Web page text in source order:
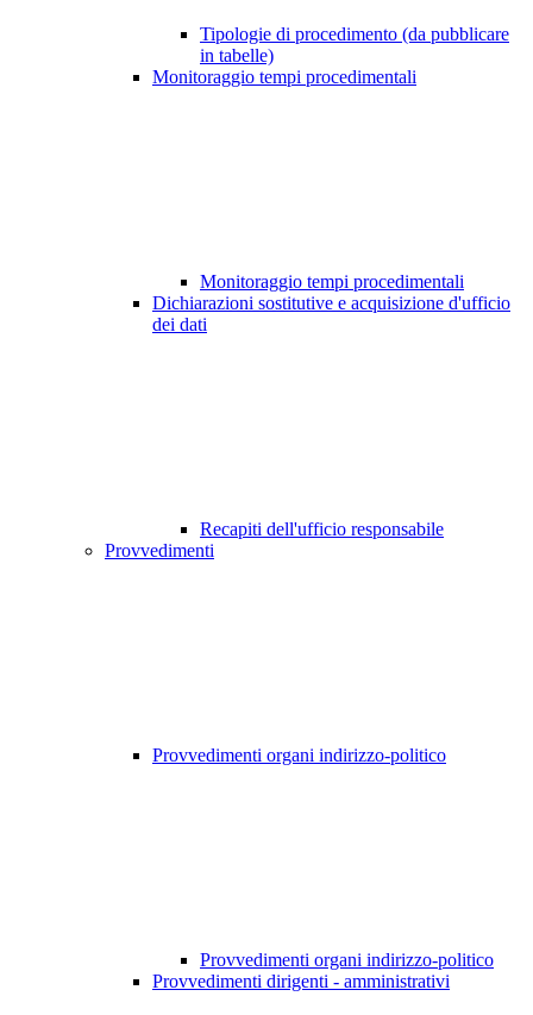
Tipologie di procedimento (da pubblicare
in tabelle)
Monitoraggio tempi procedimentali
Monitoraggio tempi procedimentali
Dichiarazioni sostitutive e acquisizione d'ufficio
dei dati
Recapiti dell'ufficio responsabile
Provvedimenti
Provvedimenti organi indirizzo-politico
Provvedimenti organi indirizzo-politico
Provvedimenti dirigenti - amministrativi